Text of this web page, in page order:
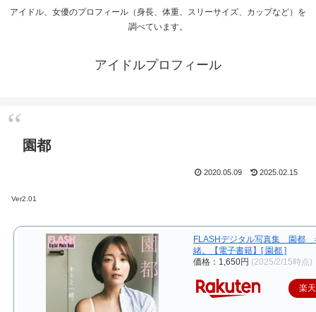
アイドル、女優のプロフィール（身長、体重、スリーサイズ、カップなど）を
調べています。
アイドルプロフィール
園都
2020.05.09 2025.02.15
Ver2.01
FLASHデジタル写真集 園都
緒。【電子書籍】[ 園都 ]
価格：1,650円 (2025/2/15時点)
楽